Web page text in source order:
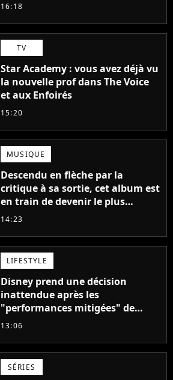
16:18
TV
Star Academy : vous avez déjà vu
la nouvelle prof dans The Voice
et aux Enfoirés
15:20
MUSIQUE
Descendu en flèche par la
critique à sa sortie, cet album est
en train de devenir le plus
populaire de son auteur
14:23
LIFESTYLE
Disney prend une décision
inattendue après les
"performances mitigées" de
Vaiana et The Mandalorian &
13:06
SÉRIES